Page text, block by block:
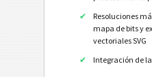
UPU S10
GS1
Resoluciones
mapa de bits y
vectoriales SVG
Integración de